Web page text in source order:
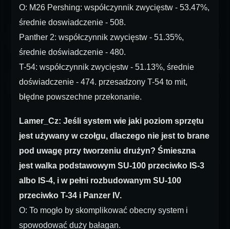
O: M26 Pershing: współczynnik zwycięstw - 53.47%,
średnie doswiadczenie - 508.
Panther 2: współczynnik zwycięstw - 51.35%,
średnie doświadczenie - 480.
T-54: współczynnik zwycięstw - 51.13%, średnie
doświadczenie - 474. przesadzony T-54 to mit,
błędne powszechne przekonanie.
Lamer_Cz: Jeśli system wie jaki poziom sprzętu
jest używany w czołgu, dlaczego nie jest to brane
pod uwagę przy tworzeniu drużyn? Śmieszna
jest walka podstawowym SU-100 przeciwko IS-3
albo IS-4, i w pełni rozbudowanym SU-100
przeciwko T-34 i Panzer IV.
O: To mogło by skomplikować obecny system i
spowodować duży bałagan.